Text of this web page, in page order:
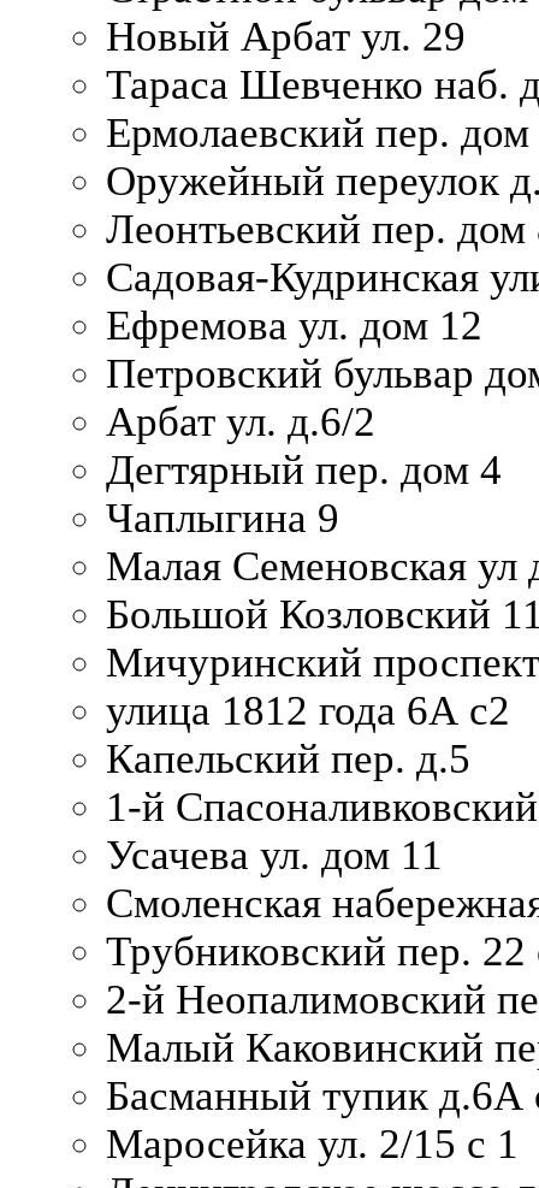
Новый Арбат ул. 29
Тараса Шевченко наб.
Ермолаевский пер. дом
Оружейный переулок
Леонтьевский пер. дом
Садовая-Кудринская
Ефремова ул. дом 12
Петровский бульвар
Арбат ул. д.6/2
Дегтярный пер. дом 4
Чаплыгина 9
Малая Семеновская ул
Большой Козловский
Мичуринский
улица 1812 года 6А с2
Капельский пер. д.5
1-й
Усачева ул. дом 11
Смоленская
Трубниковский пер. 22
2-й Неопалимовский
Малый Каковинский
Басманный тупик д.6А
Маросейка ул. 2/15 с 1